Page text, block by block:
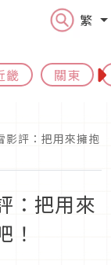
繁
畿 關東
影評：把用來擁抱
：把用來
！